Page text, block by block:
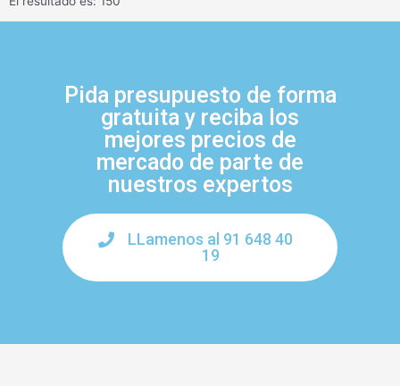
Pida presupuesto de forma
gratuita y reciba los
mejores precios de
mercado de parte de
nuestros expertos
LLamenos al 91 648 40
19